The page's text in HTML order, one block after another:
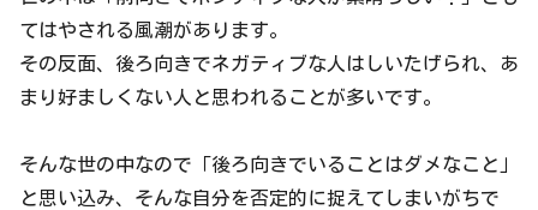
てはやされる風潮があります。
その反面、後ろ向きでネガティブな人はしいたげられ、あ
まり好ましくない人と思われることが多いです。
そんな世の中なので「後ろ向きでいることはダメなこと」
と思い込み、そんな自分を否定的に捉えてしまいがちで